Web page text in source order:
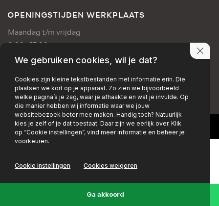
OPENINGSTIJDEN WERKPLAATS
Maandag t/m vrijdag
8:00 - 17:00 uur
+EMAIL +FACEBOOK+INSTAGRAM
We gebruiken cookies, wil je dat?
Cookies zijn kleine tekstbestanden met informatie erin. Die
plaatsen we kort op je apparaat. Zo zien we bijvoorbeeld
welke pagina’s je zag, waar je afhaakte en wat je invulde. Op
die manier hebben wij informatie waar we jouw
websitebezoek beter mee maken. Handig toch? Natuurlijk
kies je zelf of je dat toestaat. Daar zijn we eerlijk over. Klik
op “Cookie instellingen”, vind meer informatie en beheer je
voorkeuren.
Cookie instellingen Cookies weigeren
Ga akkoord